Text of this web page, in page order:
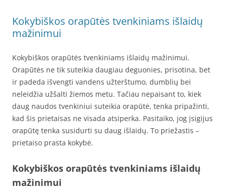
Kokybiškos orapūtės tvenkiniams išlaidų
mažinimui
Kokybiškos orapūtės tvenkiniams išlaidų mažinimui.
Orapūtės ne tik suteikia daugiau deguonies, prisotina, bet
ir padeda išvengti vandens užterštumo, dumblių bei
neleidžia užšalti žiemos metu. Tačiau nepaisant to, kiek
daug naudos tvenkiniui suteikia orapūtė, tenka pripažinti,
kad šis prietaisas ne visada atsiperka. Pasitaiko, jog įsigijus
orapūtę tenka susidurti su daug išlaidų. To priežastis –
prietaiso prasta kokybė.
Kokybiškos orapūtės tvenkiniams išlaidų
mažinimui